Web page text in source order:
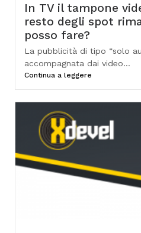
In TV il tampone
resto degli spot
posso fare?
La pubblicità di tipo “solo
accompagnata dai video...
Continua a leggere